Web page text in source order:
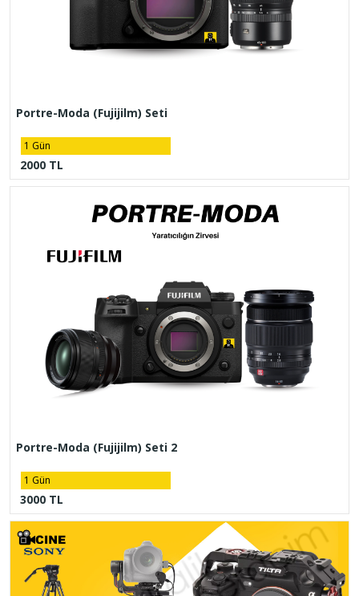
Portre-Moda (Fujijilm) Seti
1 Gün
2000 TL
Portre-Moda (Fujijilm) Seti 2
1 Gün
3000 TL